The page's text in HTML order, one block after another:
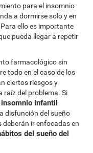
para el insomnio
a dormirse solo y en
ello es importante
pueda llegar a repetir
farmacológico sin
todo en el caso de los
ciertos riesgos y
raíz del problema. Si
infantil
disfunción del sueño
deberán ir enfocadas en
del sueño del